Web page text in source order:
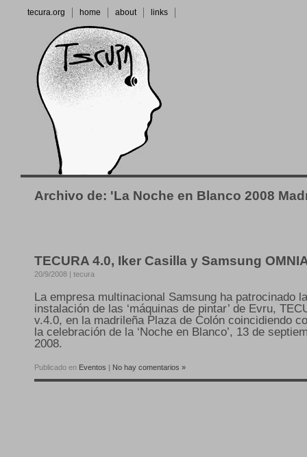
tecura.org home about links
Archivo de: 'La Noche en Blanco 2008
TECURA 4.0, Iker Casilla y Samsung
20/9/2008 | tecura
La empresa multinacional Samsung ha patrocinado la
instalación de las ‘máquinas de pintar’ de Evru,
v.4.0, en la madrileña Plaza de Colón coincidiendo
la celebración de la ‘Noche en Blanco’, 13 de
2008.
Publicado en Eventos | No hay comentarios »